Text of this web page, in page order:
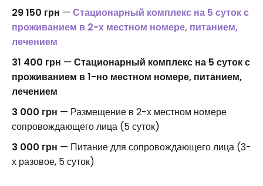
29 150 грн — Стационарный комплекс на 5 суток с
проживанием в 2-х местном номере, питанием,
лечением
31 400 грн — Стационарный комплекс на 5 суток с
проживанием в 1-но местном номере, питанием,
лечением
3 000 грн — Размещение в 2-х местном номере
сопровождающего лица (5 суток)
3 000 грн — Питание для сопровождающего лица (3-
х разовое, 5 суток)